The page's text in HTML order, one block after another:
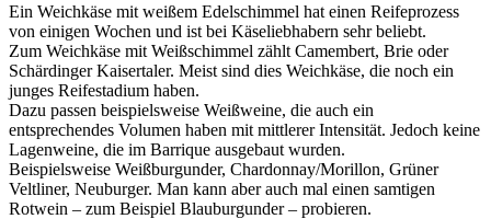
Ein Weichkäse mit weißem Edelschimmel hat einen Reifeprozess
von einigen Wochen und ist bei Käseliebhabern sehr beliebt.
Zum Weichkäse mit Weißschimmel zählt Camembert, Brie oder
Schärdinger Kaisertaler. Meist sind dies Weichkäse, die noch ein
junges Reifestadium haben.
Dazu passen beispielsweise Weißweine, die auch ein
entsprechendes Volumen haben mit mittlerer Intensität. Jedoch keine
Lagenweine, die im Barrique ausgebaut wurden.
Beispielsweise Weißburgunder, Chardonnay/Morillon, Grüner
Veltliner, Neuburger. Man kann aber auch mal einen samtigen
Rotwein – zum Beispiel Blauburgunder – probieren.